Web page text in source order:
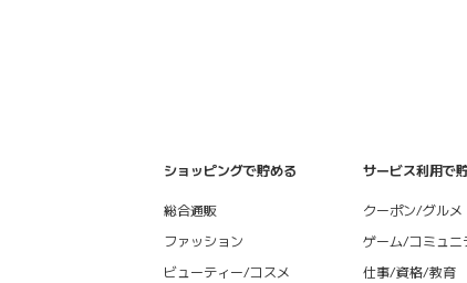
ショッピングで貯める
総合通販
ファッション
ビューティー/コスメ
サービス利用で
クーポン/グルメ
ゲーム/コミュニ
仕事/資格/教育